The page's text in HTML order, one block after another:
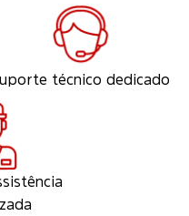
técnico dedicado